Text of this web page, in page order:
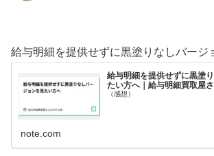
給与明細を提供せずに黒塗りなしバージ
給与明細を提供せずに黒塗
たい方へ｜給与明細買取屋
（感想）
note.com